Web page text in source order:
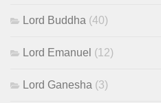
Lord Buddha (40)
Lord Emanuel (12)
Lord Ganesha (3)